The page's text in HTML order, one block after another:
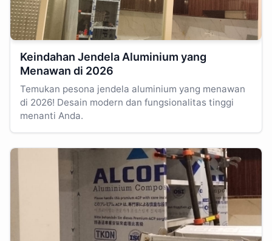
Keindahan Jendela Aluminium yang
Menawan di 2026
Temukan pesona jendela aluminium yang menawan
di 2026! Desain modern dan fungsionalitas tinggi
menanti Anda.